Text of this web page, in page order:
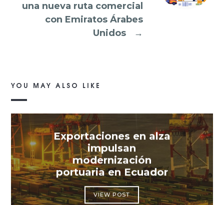
una nueva ruta comercial
con Emiratos Árabes
Unidos
→
YOU MAY ALSO LIKE
Exportaciones en alza
impulsan
modernización
portuaria en Ecuador
VIEW POST